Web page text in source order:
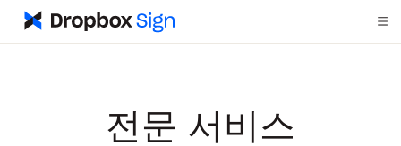
전문 서비스